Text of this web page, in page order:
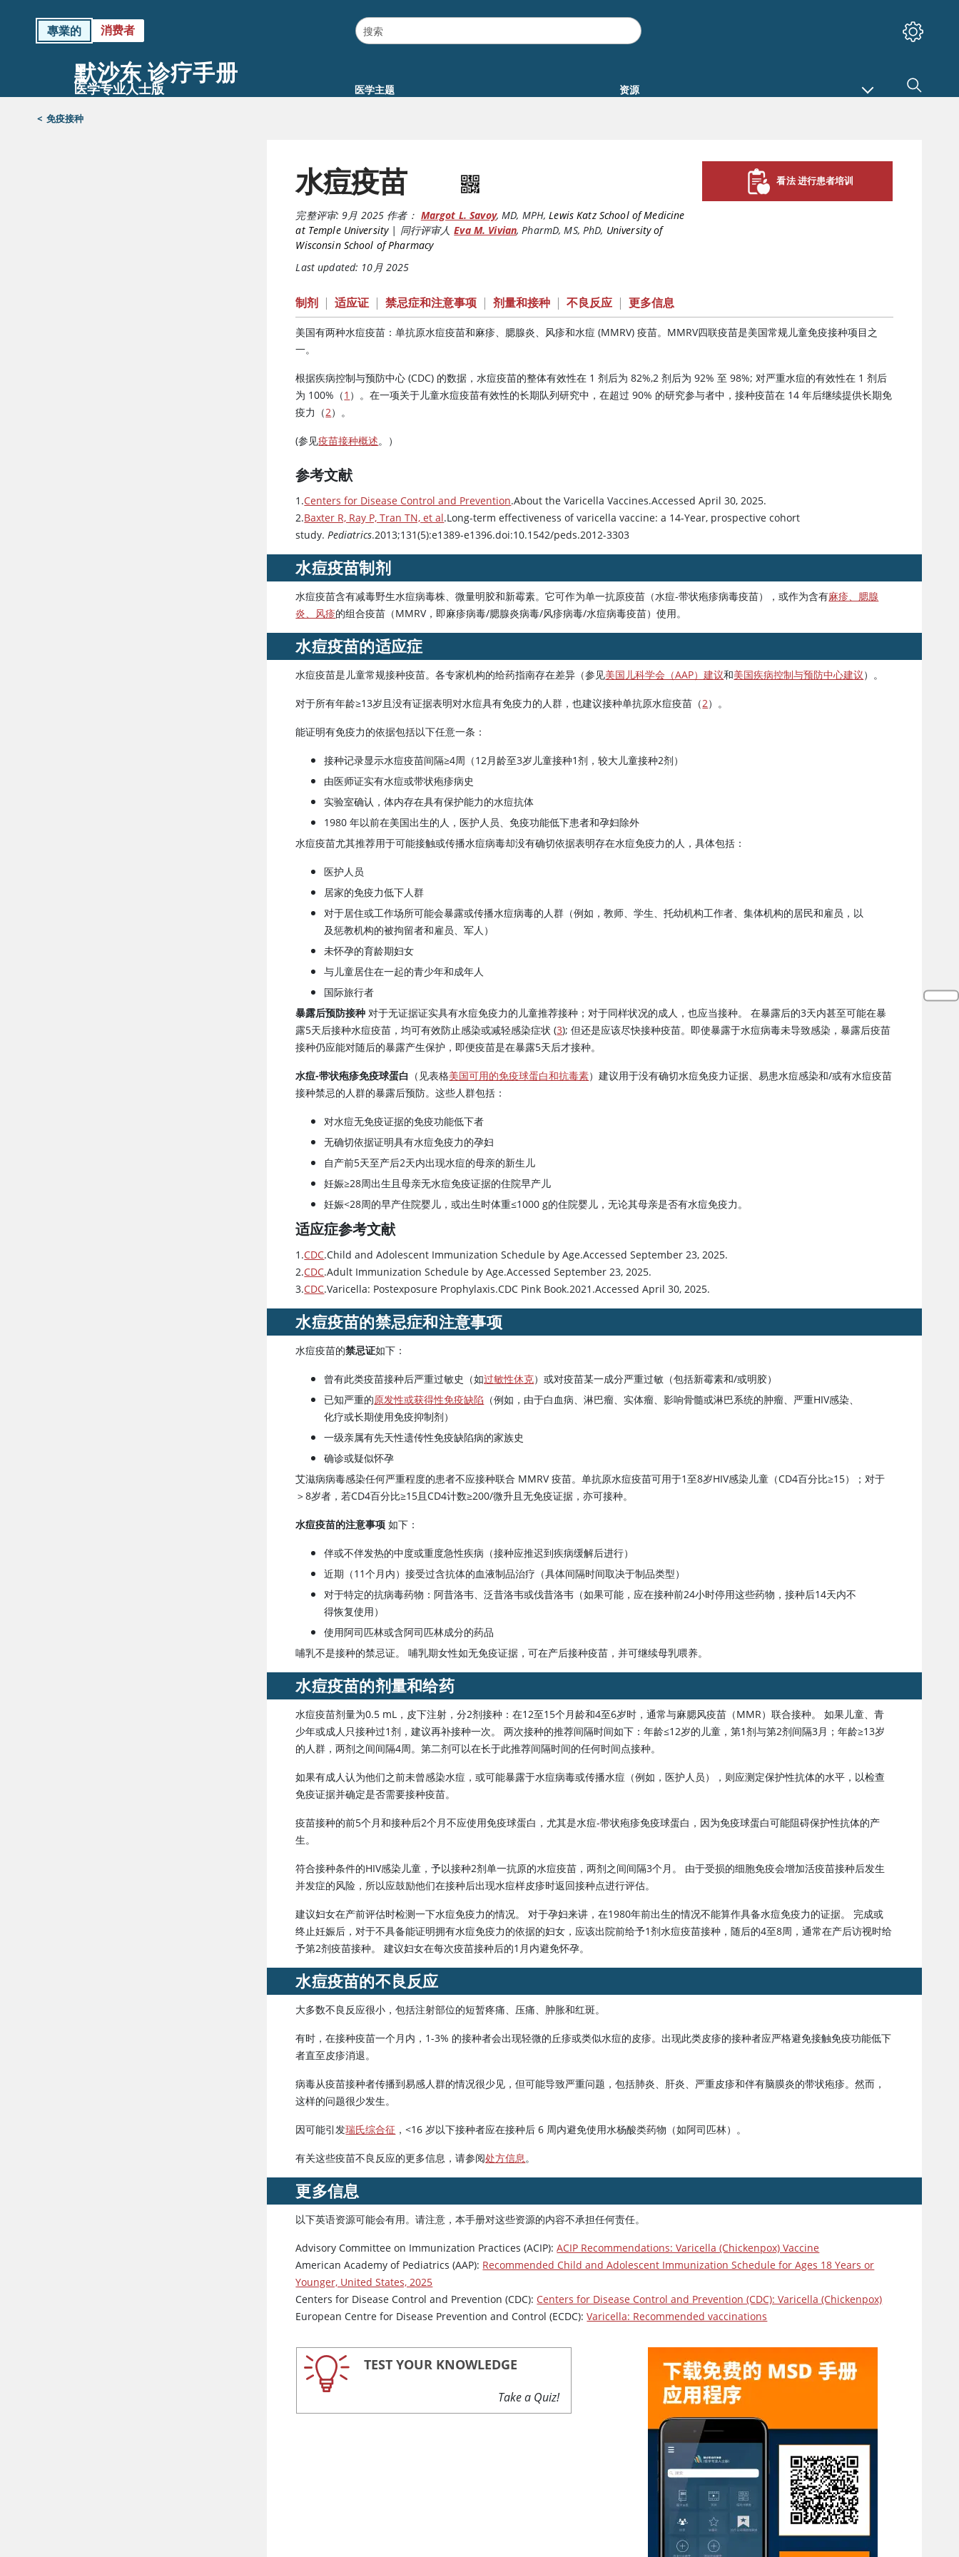
專業的 消费者
默沙东 诊疗手册
医学专业人士版 医学主题 资源
< 免疫接种
水痘疫苗
完整评审: 9月 2025 作者： Margot L. Savoy,MD, MPH,Lewis Katz School of Medicine
at Temple University| 同行评审人 Eva M. Vivian,PharmD, MS, PhD, University of
Wisconsin School of Pharmacy
Last updated: 10月 2025
看法 进行患者培训
制剂 | 适应证 | 禁忌症和注意事项 | 剂量和接种 | 不良反应 | 更多信息
美国有两种水痘疫苗：单抗原水痘疫苗和麻疹、腮腺炎、风疹和水痘 (MMRV) 疫苗。MMRV四联疫苗是美国常规儿童免疫接种项目之
一。
根据疾病控制与预防中心 (CDC) 的数据，水痘疫苗的整体有效性在 1 剂后为 82%,2 剂后为 92% 至 98%; 对严重水痘的有效性在 1 剂后
为 100%（1 ）。在一项关于儿童水痘疫苗有效性的长期队列研究中，在超过 90% 的研究参与者中，接种疫苗在 14 年后继续提供长期免
疫力（2）。
(参见疫苗接种概述。）
参考文献
1.Centers for Disease Control and Prevention.About the Varicella Vaccines.Accessed April 30, 2025.
2.Baxter R, Ray P, Tran TN, et al.Long-term effectiveness of varicella vaccine: a 14-Year, prospective cohort
study.Pediatrics.2013;131(5):e1389-e1396.doi:10.1542/peds.2012-3303
水痘疫苗制剂
水痘疫苗含有减毒野生水痘病毒株、微量明胶和新霉素。它可作为单一抗原疫苗（水痘-带状疱疹病毒疫苗），或作为含有麻疹、腮腺
炎、风疹的组合疫苗（MMRV，即麻疹病毒/腮腺炎病毒/风疹病毒/水痘病毒疫苗）使用。
水痘疫苗的适应症
水痘疫苗是儿童常规接种疫苗。各专家机构的给药指南存在差异（参见美国儿科学会（AAP）建议和美国疾病控制与预防中心建议）。
对于所有年龄≥13岁且没有证据表明对水痘具有免疫力的人群，也建议接种单抗原水痘疫苗（2）。
能证明有免疫力的依据包括以下任意一条：
接种记录显示水痘疫苗间隔≥4周（12月龄至3岁儿童接种1剂，较大儿童接种2剂）
由医师证实有水痘或带状疱疹病史
实验室确认，体内存在具有保护能力的水痘抗体
1980 年以前在美国出生的人，医护人员、免疫功能低下患者和孕妇除外
水痘疫苗尤其推荐用于可能接触或传播水痘病毒却没有确切依据表明存在水痘免疫力的人，具体包括：
医护人员
居家的免疫力低下人群
对于居住或工作场所可能会暴露或传播水痘病毒的人群（例如，教师、学生、托幼机构工作者、集体机构的居民和雇员，以
及惩教机构的被拘留者和雇员、军人）
未怀孕的育龄期妇女
与儿童居住在一起的青少年和成年人
国际旅行者
暴露后预防接种 对于无证据证实具有水痘免疫力的儿童推荐接种；对于同样状况的成人，也应当接种。 在暴露后的3天内甚至可能在暴
露5天后接种水痘疫苗，均可有效防止感染或减轻感染症状 (3); 但还是应该尽快接种疫苗。即使暴露于水痘病毒未导致感染，暴露后疫苗
接种仍应能对随后的暴露产生保护，即便疫苗是在暴露5天后才接种。
水痘-带状疱疹免疫球蛋白 （见表格美国可用的免疫球蛋白和抗毒素）建议用于没有确切水痘免疫力证据、易患水痘感染和/或有水痘疫苗
接种禁忌的人群的暴露后预防。这些人群包括：
对水痘无免疫证据的免疫功能低下者
无确切依据证明具有水痘免疫力的孕妇
自产前5天至产后2天内出现水痘的母亲的新生儿
妊娠≥28周出生且母亲无水痘免疫证据的住院早产儿
妊娠<28周的早产住院婴儿，或出生时体重≤1000 g的住院婴儿，无论其母亲是否有水痘免疫力。
适应症参考文献
1.CDC.Child and Adolescent Immunization Schedule by Age.Accessed September 23, 2025.
2.CDC.Adult Immunization Schedule by Age.Accessed September 23, 2025.
3.CDC.Varicella: Postexposure Prophylaxis.CDC Pink Book.2021.Accessed April 30, 2025.
水痘疫苗的禁忌症和注意事项
水痘疫苗的禁忌证如下：
曾有此类疫苗接种后严重过敏史（如过敏性休克）或对疫苗某一成分严重过敏（包括新霉素和/或明胶）
已知严重的原发性或获得性免疫缺陷 （例如，由于白血病、淋巴瘤、实体瘤、影响骨髓或淋巴系统的肿瘤、严重HIV感染、
化疗或长期使用免疫抑制剂）
一级亲属有先天性遗传性免疫缺陷病的家族史
确诊或疑似怀孕
艾滋病病毒感染任何严重程度的患者不应接种联合 MMRV 疫苗。单抗原水痘疫苗可用于1至8岁HIV感染儿童（CD4百分比≥15）；对于
＞8岁者，若CD4百分比≥15且CD4计数≥200/微升且无免疫证据，亦可接种。
水痘疫苗的注意事项 如下：
伴或不伴发热的中度或重度急性疾病（接种应推迟到疾病缓解后进行）
近期（11个月内）接受过含抗体的血液制品治疗（具体间隔时间取决于制品类型）
对于特定的抗病毒药物：阿昔洛韦、泛昔洛韦或伐昔洛韦 （如果可能，应在接种前24小时停用这些药物，接种后14天内不
得恢复使用）
使用阿司匹林或含阿司匹林成分的药品
哺乳不是接种的禁忌证。 哺乳期女性如无免疫证据，可在产后接种疫苗，并可继续母乳喂养。
水痘疫苗的剂量和给药
水痘疫苗剂量为0.5 mL，皮下注射，分2剂接种：在12至15个月龄和4至6岁时，通常与麻腮风疫苗（MMR）联合接种。 如果儿童、青
少年或成人只接种过1剂，建议再补接种一次。 两次接种的推荐间隔时间如下：年龄≤12岁的儿童，第1剂与第2剂间隔3月；年龄≥13岁
的人群，两剂之间间隔4周。第二剂可以在长于此推荐间隔时间的任何时间点接种。
如果有成人认为他们之前未曾感染水痘，或可能暴露于水痘病毒或传播水痘（例如，医护人员），则应测定保护性抗体的水平，以检查
免疫证据并确定是否需要接种疫苗。
疫苗接种的前5个月和接种后2个月不应使用免疫球蛋白，尤其是水痘-带状疱疹免疫球蛋白，因为免疫球蛋白可能阻碍保护性抗体的产
生。
符合接种条件的HIV感染儿童，予以接种2剂单一抗原的水痘疫苗，两剂之间间隔3个月。 由于受损的细胞免疫会增加活疫苗接种后发生
并发症的风险，所以应鼓励他们在接种后出现水痘样皮疹时返回接种点进行评估。
建议妇女在产前评估时检测一下水痘免疫力的情况。 对于孕妇来讲，在1980年前出生的情况不能算作具备水痘免疫力的证据。 完成或
终止妊娠后，对于不具备能证明拥有水痘免疫力的依据的妇女，应该出院前给予1剂水痘疫苗接种，随后的4至8周，通常在产后访视时给
予第2剂疫苗接种。 建议妇女在每次疫苗接种后的1月内避免怀孕。
水痘疫苗的不良反应
大多数不良反应很小，包括注射部位的短暂疼痛、压痛、肿胀和红斑。
有时，在接种疫苗一个月内，1-3% 的接种者会出现轻微的丘疹或类似水痘的皮疹。出现此类皮疹的接种者应严格避免接触免疫功能低下
者直至皮疹消退。
病毒从疫苗接种者传播到易感人群的情况很少见，但可能导致严重问题，包括肺炎、肝炎、严重皮疹和伴有脑膜炎的带状疱疹。然而，
这样的问题很少发生。
因可能引发瑞氏综合征 ，<16 岁以下接种者应在接种后 6 周内避免使用水杨酸类药物（如阿司匹林）。
有关这些疫苗不良反应的更多信息，请参阅处方信息。
更多信息
以下英语资源可能会有用。请注意，本手册对这些资源的内容不承担任何责任。
Advisory Committee on Immunization Practices (ACIP):ACIP Recommendations: Varicella (Chickenpox) Vaccine
American Academy of Pediatrics (AAP): Recommended Child and Adolescent Immunization Schedule for Ages 18 Years or
Younger, United States, 2025
Centers for Disease Control and Prevention (CDC): Centers for Disease Control and Prevention (CDC): Varicella (Chickenpox)
European Centre for Disease Prevention and Control (ECDC):Varicella: Recommended vaccinations
TEST YOUR KNOWLEDGE
Take a Quiz!